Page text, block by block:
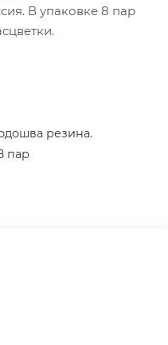
В упаковке 8 пар
резина.
пар